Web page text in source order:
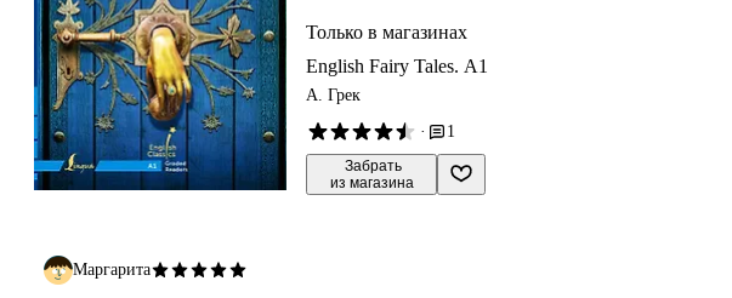
Только в магазинах
English Fairy Tales. A1
А. Грек
·
1
Забрать
из магазина
Маргарита